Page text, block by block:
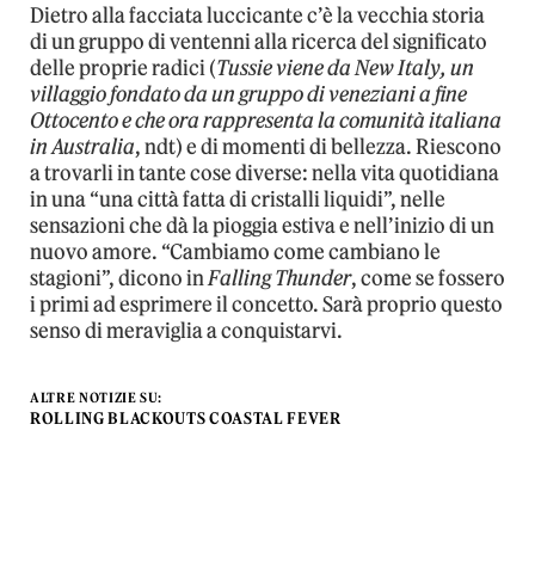
Dietro alla facciata luccicante c’è la vecchia storia
di un gruppo di ventenni alla ricerca del significato
delle proprie radici (Tussie viene da New Italy, un
villaggio fondato da un gruppo di veneziani a fine
Ottocento e che ora rappresenta la comunità italiana
in Australia, ndt) e di momenti di bellezza. Riescono
a trovarli in tante cose diverse: nella vita quotidiana
in una “una città fatta di cristalli liquidi”, nelle
sensazioni che dà la pioggia estiva e nell’inizio di un
nuovo amore. “Cambiamo come cambiano le
stagioni”, dicono inFalling Thunder, come se fossero
i primi ad esprimere il concetto. Sarà proprio questo
senso di meraviglia a conquistarvi.
ALTRE NOTIZIE SU:
ROLLING BLACKOUTS COASTAL FEVER